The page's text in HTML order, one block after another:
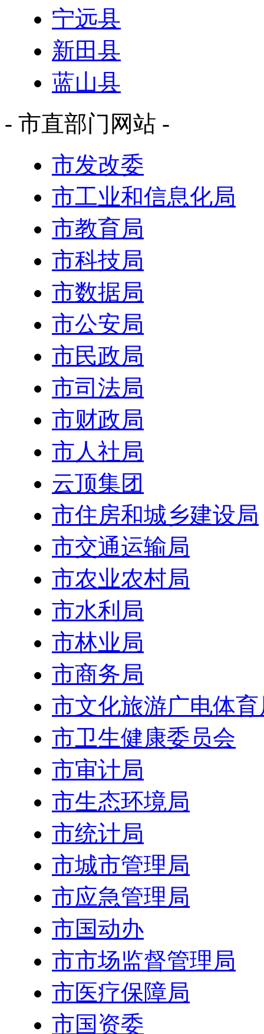
宁远县
新田县
蓝山县
- 市直部门网站 -
市发改委
市工业和信息化局
市教育局
市科技局
市数据局
市公安局
市民政局
市司法局
市财政局
市人社局
云顶集团
市住房和城乡建设局
市交通运输局
市农业农村局
市水利局
市林业局
市商务局
市文化旅游广电体育
市卫生健康委员会
市审计局
市生态环境局
市统计局
市城市管理局
市应急管理局
市国动办
市市场监督管理局
市医疗保障局
市国资委